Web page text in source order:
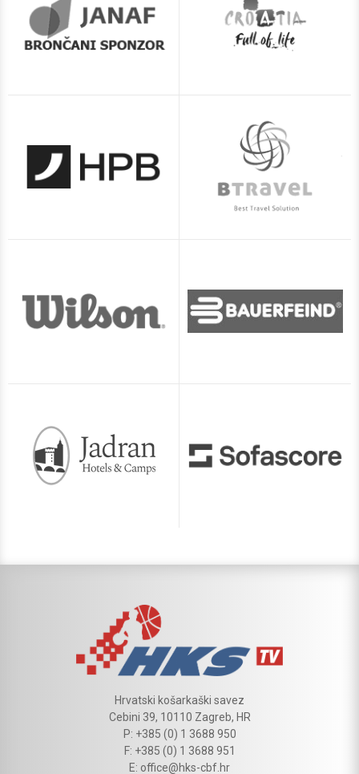
Hrvatski košarkaški savez
Cebini 39, 10110 Zagreb, HR
P: +385 (0) 1 3688 950
F: +385 (0) 1 3688 951
E: office@hks-cbf.hr